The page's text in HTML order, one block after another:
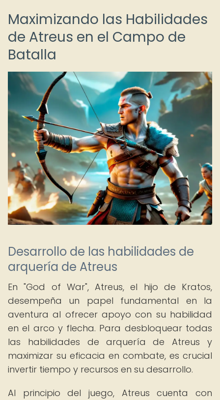
Maximizando las Habilidades
de Atreus en el Campo de
Batalla
Desarrollo de las habilidades de
arquería de Atreus
En "God of War", Atreus, el hijo de Kratos,
desempeña un papel fundamental en la
aventura al ofrecer apoyo con su habilidad
en el arco y flecha. Para desbloquear todas
las habilidades de arquería de Atreus y
maximizar su eficacia en combate, es crucial
invertir tiempo y recursos en su desarrollo.
Al principio del juego, Atreus cuenta con